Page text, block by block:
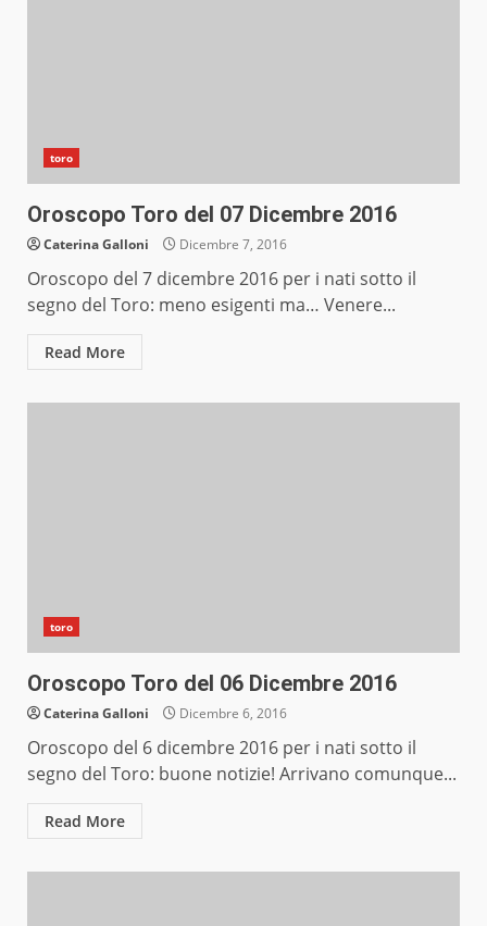
toro
Oroscopo Toro del 07 Dicembre 2016
Caterina Galloni Dicembre 7, 2016
Oroscopo del 7 dicembre 2016 per i nati sotto il
segno del Toro: meno esigenti ma… Venere...
Read More
toro
Oroscopo Toro del 06 Dicembre 2016
Caterina Galloni Dicembre 6, 2016
Oroscopo del 6 dicembre 2016 per i nati sotto il
segno del Toro: buone notizie! Arrivano comunque...
Read More